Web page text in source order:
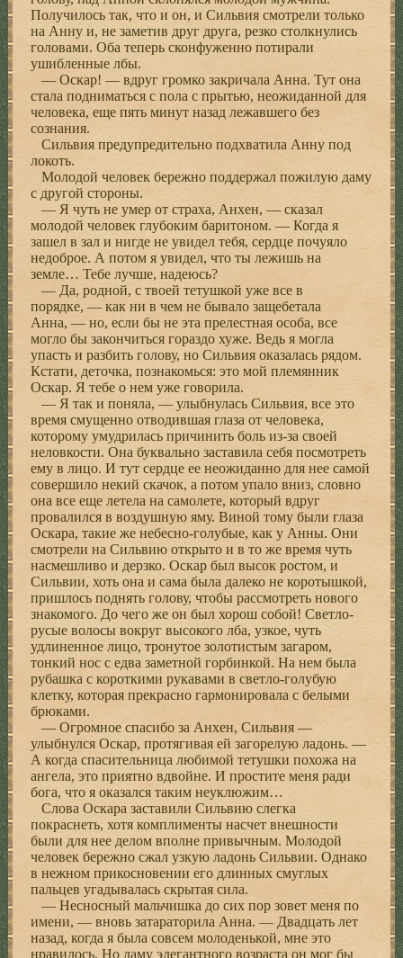
Получилось так, что и он, и Сильвия смотрели только
на Анну и, не заметив друг друга, резко столкнулись
головами. Оба теперь сконфуженно потирали
ушибленные лбы.
— Оскар! — вдруг громко закричала Анна. Тут она
стала подниматься с пола с прытью, неожиданной для
человека, еще пять минут назад лежавшего без
сознания.
Сильвия предупредительно подхватила Анну под
локоть.
Молодой человек бережно поддержал пожилую даму
с другой стороны.
— Я чуть не умер от страха, Анхен, — сказал
молодой человек глубоким баритоном. — Когда я
зашел в зал и нигде не увидел тебя, сердце почуяло
недоброе. А потом я увидел, что ты лежишь на
земле… Тебе лучше, надеюсь?
— Да, родной, с твоей тетушкой уже все в
порядке, — как ни в чем не бывало защебетала
Анна, — но, если бы не эта прелестная особа, все
могло бы закончиться гораздо хуже. Ведь я могла
упасть и разбить голову, но Сильвия оказалась рядом.
Кстати, деточка, познакомься: это мой племянник
Оскар. Я тебе о нем уже говорила.
— Я так и поняла, — улыбнулась Сильвия, все это
время смущенно отводившая глаза от человека,
которому умудрилась причинить боль из-за своей
неловкости. Она буквально заставила себя посмотреть
ему в лицо. И тут сердце ее неожиданно для нее самой
совершило некий скачок, а потом упало вниз, словно
она все еще летела на самолете, который вдруг
провалился в воздушную яму. Виной тому были глаза
Оскара, такие же небесно-голубые, как у Анны. Они
смотрели на Сильвию открыто и в то же время чуть
насмешливо и дерзко. Оскар был высок ростом, и
Сильвии, хоть она и сама была далеко не коротышкой,
пришлось поднять голову, чтобы рассмотреть нового
знакомого. До чего же он был хорош собой! Светло-
русые волосы вокруг высокого лба, узкое, чуть
удлиненное лицо, тронутое золотистым загаром,
тонкий нос с едва заметной горбинкой. На нем была
рубашка с короткими рукавами в светло-голубую
клетку, которая прекрасно гармонировала с белыми
брюками.
— Огромное спасибо за Анхен, Сильвия —
улыбнулся Оскар, протягивая ей загорелую ладонь. —
А когда спасительница любимой тетушки похожа на
ангела, это приятно вдвойне. И простите меня ради
бога, что я оказался таким неуклюжим…
Слова Оскара заставили Сильвию слегка
покраснеть, хотя комплименты насчет внешности
были для нее делом вполне привычным. Молодой
человек бережно сжал узкую ладонь Сильвии. Однако
в нежном прикосновении его длинных смуглых
пальцев угадывалась скрытая сила.
— Несносный мальчишка до сих пор зовет меня по
имени, — вновь затараторила Анна. — Двадцать лет
назад, когда я была совсем молоденькой, мне это
нравилось. Но даму элегантного возраста он мог бы